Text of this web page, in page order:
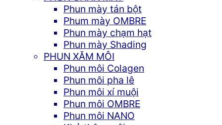
Phun mày tán bột
Phum mày OMBRE
Phun mày chạm hạt
Phun mày Shading
PHUN XĂM MÔI
Phun môi Colagen
Phun môi pha lê
Phun môi xí muội
Phun môi OMBRE
Phun môi NANO